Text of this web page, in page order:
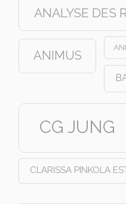
ANALYSE DES
ANIMUS
CG JUNG
CLARISSA PINKOLA